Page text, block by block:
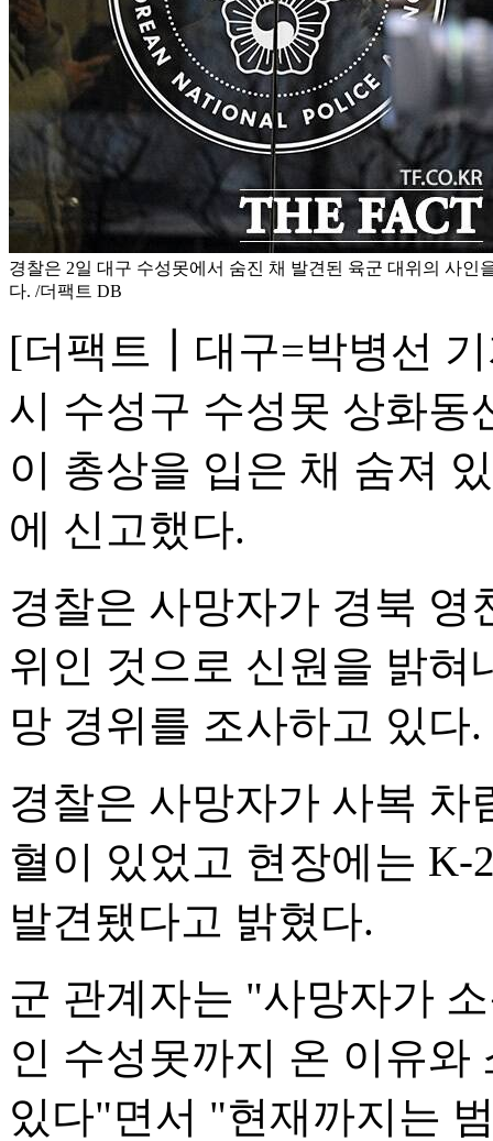
경찰은 2일 대구 수성못에서 숨진 채 발견된 육군 대위의 사인
다. /더팩트 DB
[더팩트┃대구=박병선
시 수성구 수성못 상화동
이 총상을 입은 채 숨져
에 신고했다.
경찰은 사망자가 경북 영
위인 것으로 신원을 밝혀
망 경위를 조사하고 있다.
경찰은 사망자가 사복 차
혈이 있었고 현장에는 K-
발견됐다고 밝혔다.
군 관계자는 "사망자가
인 수성못까지 온 이유와
있다"면서 "현재까지는